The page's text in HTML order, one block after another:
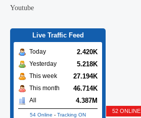
Youtube
Live Traffic Feed
Today 2.420K
Yesterday 5.218K
This week 27.194K
This month 46.714K
All 4.387M
54 Online - Tracking ON
52 ONLINE